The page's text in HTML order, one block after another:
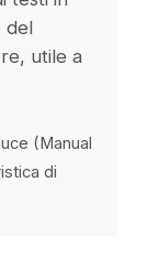
del
utile a
(Manual
di